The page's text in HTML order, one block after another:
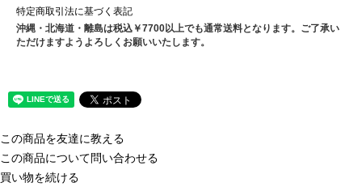
特定商取引法に基づく表記
沖縄・北海道・離島は税込￥7700以上でも通常送料となります。ご了承い
ただけますようよろしくお願いいたします。
この商品を友達に教える
この商品について問い合わせる
買い物を続ける